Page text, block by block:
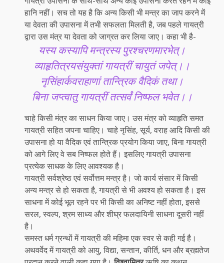
हानि नहीं। सच तो यह है कि अन्य किसी भी मन्त्र का जाप करने में
या देवता की उपासना में तभी सफलता मिलती है, जब पहले गायत्री
द्वारा उस मंत्र या देवता को जाग्रत कर लिया जाए। कहा भी है-
यस्य कस्यापि मन्त्रस्य पुरश्चरणमारभेत्।
व्याहृतित्रयसंयुक्तां गायत्रीं चायुतं जपेत्।।
नृसिंहार्कवराहाणां तान्त्रिक वैदिकं तथा।
बिना जप्त्वातु गायत्रीं तत्सर्वं निष्फल भवेत।।
चाहे किसी मंत्र का साधन किया जाए। उस मंत्र को व्याहृति समत
गायत्री सहित जपना चाहिए। चाहे नृसिंह, सूर्य, वराह आदि किसी की
उपासना हो या वैदिक एवं तान्त्रिक प्रयोग किया जाए, बिना गायत्री
को आगे लिए वे सब निष्फल होते हैं। इसलिए गायत्री उपासना
प्रत्येक साधक के लिए आवश्यक है।
गायत्री सर्वश्रेष्ठ एवं सर्वोत्तम मन्त्र है। जो कार्य संसार में किसी
अन्य मन्त्र से हो सकता है, गायत्री से भी अवश्य हो सकता है। इस
साधना में कोई भूल रहने पर भी किसी का अनिष्ट नहीं होता, इससे
सरल, स्वल्प, श्रम साध्य और शीघ्र फलदायिनी साधना दूसरी नहीं
है।
समस्त धर्म ग्रन्थों में गायत्री की महिमा एक स्वर से कही गई है।
अथवर्वेद में गायत्री को आयु, विद्या, सन्तान, कीर्ति, धन और ब्रह्मतेज